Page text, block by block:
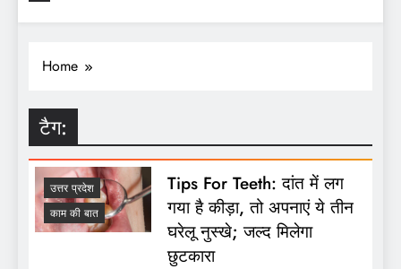
Home
टैग:
उत्तर प्रदेश
काम की बात
Tips For Teeth: दांत में लग
गया है कीड़ा, तो अपनाएं ये तीन
घरेलू नुस्खे; जल्द मिलेगा
छुटकारा